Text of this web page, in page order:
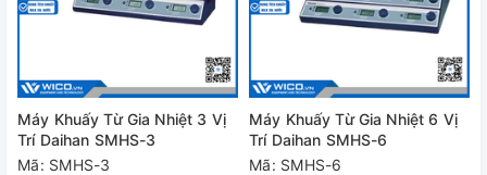
Máy Khuấy Từ Gia Nhiệt 3 Vị
Trí Daihan SMHS-3
Mã: SMHS-3
Máy Khuấy Từ Gia Nhiệt 6 Vị
Trí Daihan SMHS-6
Mã: SMHS-6